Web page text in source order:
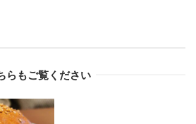
らもご覧ください